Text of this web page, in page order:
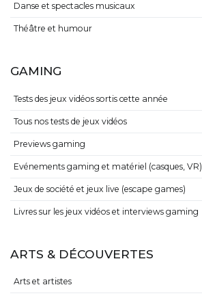
Danse et spectacles musicaux
Théâtre et humour
GAMING
Tests des jeux vidéos sortis cette année
Tous nos tests de jeux vidéos
Previews gaming
Evénements gaming et matériel (casques, VR)
Jeux de société et jeux live (escape games)
Livres sur les jeux vidéos et interviews gaming
ARTS & DÉCOUVERTES
Arts et artistes